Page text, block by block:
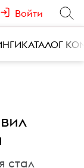
Войти
КАТАЛОГ
стал